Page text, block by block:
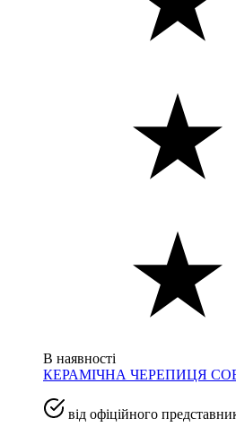
В наявності
КЕРАМІЧНА ЧЕРЕПИЦЯ
від офіційного